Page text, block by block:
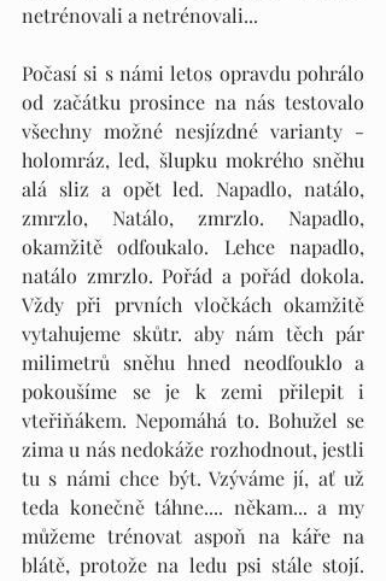
netrénovali a netrénovali...
Počasí si s námi letos opravdu pohrálo
od začátku prosince na nás testovalo
všechny možné nesjízdné varianty -
holomráz, led, šlupku mokrého sněhu
alá sliz a opět led. Napadlo, natálo,
zmrzlo, Natálo, zmrzlo. Napadlo,
okamžitě odfoukalo. Lehce napadlo,
natálo zmrzlo. Pořád a pořád dokola.
Vždy při prvních vločkách okamžitě
vytahujeme skůtr. aby nám těch pár
milimetrů sněhu hned neodfouklo a
pokoušíme se je k zemi přilepit i
vteřiňákem. Nepomáhá to. Bohužel se
zima u nás nedokáže rozhodnout, jestli
tu s námi chce být. Vzýváme jí, ať už
teda konečně táhne.... někam... a my
můžeme trénovat aspoň na káře na
blátě, protože na ledu psi stále stojí.